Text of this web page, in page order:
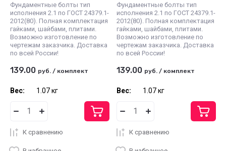
Фундаментные болты тип
исполнения 2.1 по ГОСТ 24379.1-
2012(80). Полная комплектация
гайками, шайбами, плитами.
Возможно изготовление по
чертежам заказчика. Доставка
по всей России!
139.00 руб. / комплект
Вес: 1.07 кг
К сравнению
Фундаментные болты тип
исполнения 2.1 по ГОСТ 24379.1-
2012(80). Полная комплектация
гайками, шайбами, плитами.
Возможно изготовление по
чертежам заказчика. Доставка
по всей России!
139.00 руб. / комплект
Вес: 1.07 кг
К сравнению